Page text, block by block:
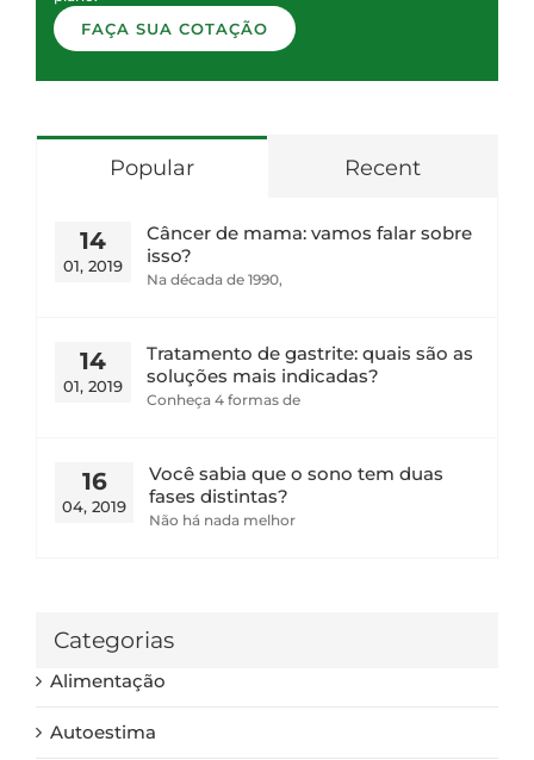
FAÇA SUA COTAÇÃO
Popular Recent
14
01, 2019
Câncer de mama: vamos falar sobre
isso?
Na década de 1990,
14
01, 2019
Tratamento de gastrite: quais são as
soluções mais indicadas?
Conheça 4 formas de
16
04, 2019
Você sabia que o sono tem duas
fases distintas?
Não há nada melhor
Categorias
Alimentação
Autoestima